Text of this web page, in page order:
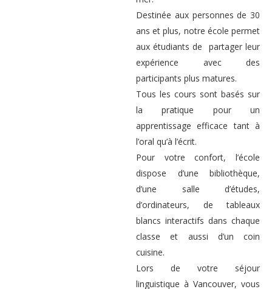
Destinée aux personnes de 30
ans et plus, notre école permet
aux étudiants de partager leur
expérience avec des
participants plus matures.
Tous les cours sont basés sur
la pratique pour un
apprentissage efficace tant à
l’oral qu’à l’écrit.
Pour votre confort, l’école
dispose d’une bibliothèque,
d’une salle d’études,
d’ordinateurs, de tableaux
blancs interactifs dans chaque
classe et aussi d’un coin
cuisine.
Lors de votre séjour
linguistique à Vancouver, vous